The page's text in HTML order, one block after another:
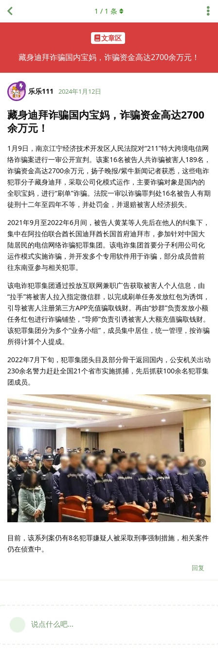
文章区
藏身迪拜诈骗国内宝妈，诈骗资金高达2700余万元！
1 / 1 条
乐乐111 2024年1月12日
藏身迪拜诈骗国内宝妈，诈骗资金高达2700
余万元！
1月9日，南京江宁经济技术开发区人民法院对“211”特大跨境电信网
络诈骗案进行一审公开宣判。该案16名被告人共诈骗被害人189名，
诈骗资金高达2700余万元，扬子晚报/紫牛新闻记者获悉，这些电诈
犯罪分子藏身迪拜，采取公司化模式运作，主要诈骗对象是国内的
全职宝妈，进行“刷单”诈骗。法院一审以诈骗罪判处16名被告人有期
徒刑十二年至四年不等，并处罚金，并退赔被害人经济损失。
2021年9月至2022年6月间，被告人黄某等人先后在他人的纠集下，
集中在阿拉伯联合酋长国迪拜酋长国首府迪拜市，参加针对中国大
陆居民的电信网络诈骗犯罪集团。该电诈集团首要分子利用公司化
运作模式实施诈骗，并开发多个专用软件用于诈骗，部分成员曾前
往东南亚参与相关犯罪。
该电诈犯罪集团通过投放互联网兼职广告获取被害人个人信息，由
“拉手”将被害人拉入指定微信群，以完成刷单任务发放红包为诱饵，
引导被害人注册第三方APP充值骗取钱财。再由“炒群”负责发放小额
任务红包进行诈骗铺垫，“导师”负责引诱被害人大额充值骗取钱财。
该犯罪集团分为多个“业务小组”，成员集中居住，统一管理，按诈骗
所得计算个人提成。
2022年7月下旬，犯罪集团头目及部分骨干返回国内，公安机关出动
230余名警力赶赴全国21个省市实施抓捕，先后抓获100余名犯罪集
团成员。
目前，该系列案仍有8名犯罪嫌疑人被采取刑事强制措施，相关案件
仍在侦查中。
回复
说点什么吧...